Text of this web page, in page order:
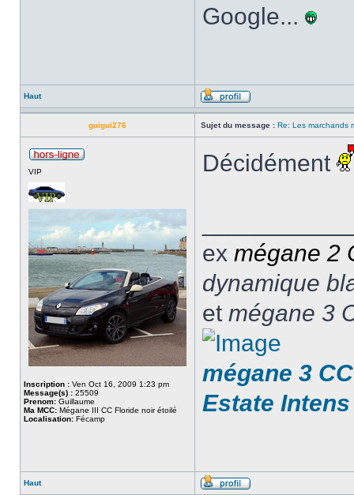
Google...
Haut
guigui276 Sujet du message : Re: Les marchands
VIP
Inscription : Ven Oct 16, 2009 1:23 pm
Message(s) : 25509
Prenom: Guillaume
Ma MCC: Mégane III CC Floride noir étoilé
Localisation: Fécamp
Décidément
ex mégane 2
dynamique
et mégane 3
mégane 3
Estate
Haut